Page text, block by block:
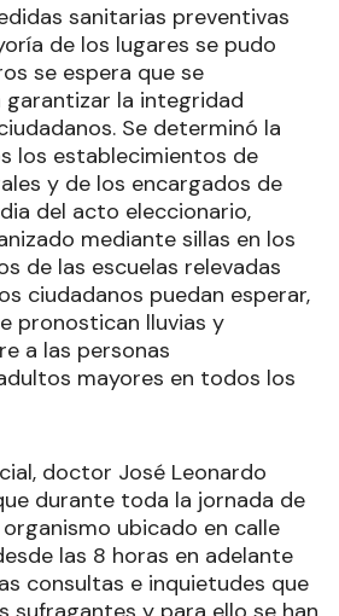
sanitarias preventivas
de los lugares se pudo
se espera que se
la integridad
Se determinó la
los establecimientos de
y de los encargados de
del acto eleccionario,
mediante sillas en los
de las escuelas relevadas
ciudadanos puedan esperar,
pronostican lluvias y
a las personas
mayores en todos los
doctor José Leonardo
durante toda la jornada de
ubicado en calle
las 8 horas en adelante
consultas e inquietudes que